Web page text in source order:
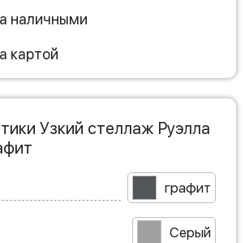
наличными
картой
Узкий стеллаж Руэлла
графит
Серый